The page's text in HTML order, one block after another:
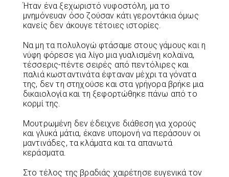
Ήταν ένα ξεχωριστό νυφοστόλη, μα το
μνημόνευαν όσο ζούσαν κάτι γεροντάκια όμως
κανείς δεν άκουγε τέτοιες ιστορίες.
Να μη τα πολυλογώ φτάσαμε στους γάμους και η
νύφη φόρεσε για λίγο μια γυαλισμένη κολαϊνα,
τέσσερις-πέντε σειρές από πεντόλιρες και
παλιά κωσταντινάτα έφταναν μέχρι τα γόνατα
της, δεν τη στηχούσε και στα γρήγορα βρήκε μια
δικαιολογία και τη ξεφορτώθηκε πάνω από το
κορμί της.
Μουτρωμένη δεν έδειχνε διάθεση για χορούς
και γλυκά μάτια, έκανε υπομονή να περάσουν οι
μαντινάδες, τα κλάματα και τα απανωτά
κεράσματα.
Στο τέλος της βραδιάς χαιρέτησε ευγενικά τον